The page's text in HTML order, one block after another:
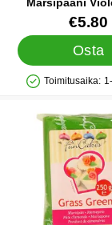
Grammaa
Tuote.nro 26590
€5.80
Osta
Saatavuus:
Toimitusaika:
Merkitse